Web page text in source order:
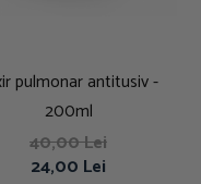
pulmonar antitusiv -
200ml
40,00 Lei
24,00 Lei